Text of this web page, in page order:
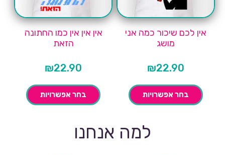
אין לכם שיכור כמה אני
מושג
₪22.90
בחר אפשרויות
אין אין אין כמו החתונה
הזאת
₪22.90
בחר אפשרויות
למה אנחנו